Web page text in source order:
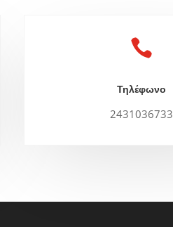

Τηλέφωνο
2431036733